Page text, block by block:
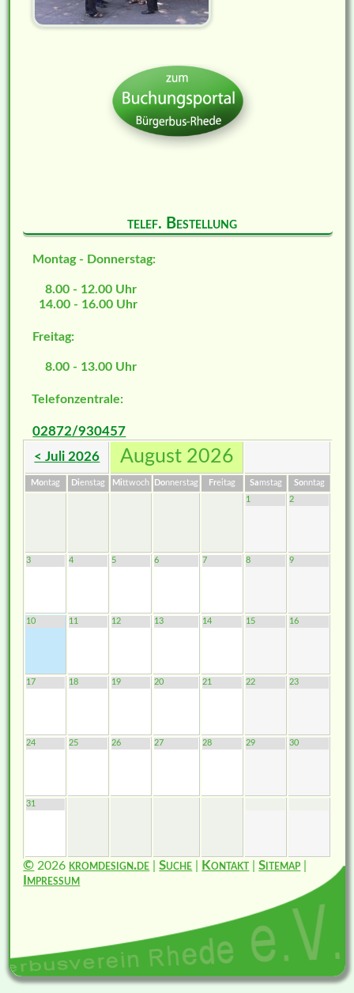
telef. Bestellung
Montag - Donnerstag:
8.00 - 12.00 Uhr
14.00 - 16.00 Uhr
Freitag:
8.00 - 13.00 Uhr
Telefonzentrale:
02872/930457
< Juli 2026 August 2026
Montag Dienstag Mittwoch Donnerstag Freitag Samstag Sonntag
1
2
3 4 5 6 7 8 9
10 11 12 13 14 15 16
17 18 19 20 21 22 23
24 25 26 27 28 29 30
31
© 2026 kromdesign.de |Suche Kontakt |Sitemap
Impressum